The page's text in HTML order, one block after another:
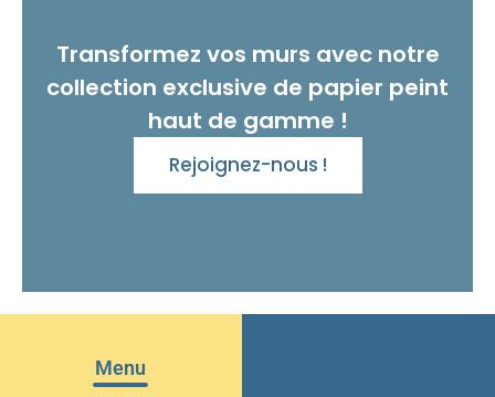
Transformez vos murs avec notre
collection exclusive de papier peint
haut de gamme !
Rejoignez-nous !
Menu